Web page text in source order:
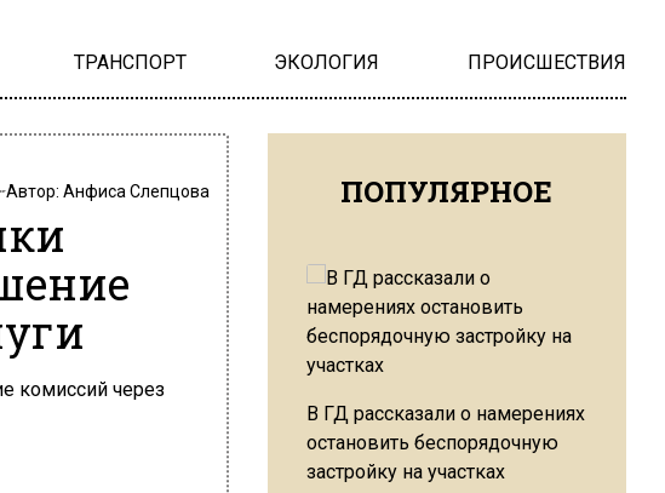
ТРАНСПОРТ ЭКОЛОГИЯ ПРОИСШЕСТВИЯ
Автор: Анфиса Слепцова ПОПУЛЯРНОЕ
В ГД рассказали о намерениях
остановить беспорядочную
застройку на участках